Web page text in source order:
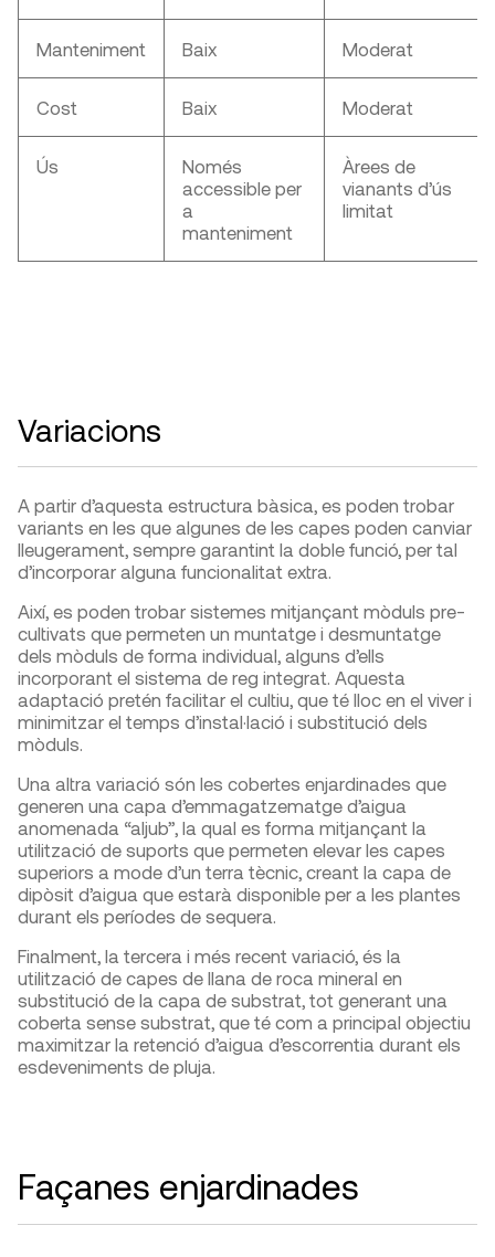
Manteniment Baix Moderat
Cost Baix Moderat
Ús
Només
accessible per
a
manteniment
Àrees de
vianants d’ús
limitat
Variacions
A partir d’aquesta estructura bàsica, es poden trobar
variants en les que algunes de les capes poden canviar
lleugerament, sempre garantint la doble funció, per tal
d’incorporar alguna funcionalitat extra.
Així, es poden trobar sistemes mitjançant mòduls pre-
cultivats que permeten un muntatge i desmuntatge
dels mòduls de forma individual, alguns d’ells
incorporant el sistema de reg integrat. Aquesta
adaptació pretén facilitar el cultiu, que té lloc en el viver i
minimitzar el temps d’instal·lació i substitució dels
mòduls.
Una altra variació són les cobertes enjardinades que
generen una capa d’emmagatzematge d’aigua
anomenada “aljub”, la qual es forma mitjançant la
utilització de suports que permeten elevar les capes
superiors a mode d’un terra tècnic, creant la capa de
dipòsit d’aigua que estarà disponible per a les plantes
durant els períodes de sequera.
Finalment, la tercera i més recent variació, és la
utilització de capes de llana de roca mineral en
substitució de la capa de substrat, tot generant una
coberta sense substrat, que té com a principal objectiu
maximitzar la retenció d’aigua d’escorrentia durant els
esdeveniments de pluja.
Façanes enjardinades